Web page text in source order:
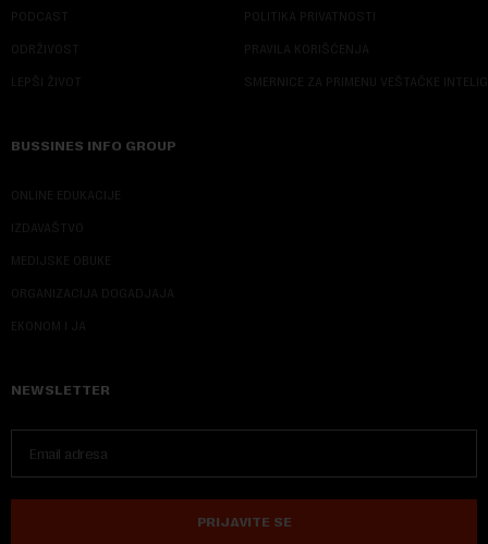
PODCAST
ODRŽIVOST
LEPŠI ŽIVOT
POLITIKA PRIVATNOSTI
PRAVILA KORIŠĆENJA
SMERNICE ZA PRIMENU VEŠTAČKE
BUSSINES INFO GROUP
ONLINE EDUKACIJE
IZDAVAŠTVO
MEDIJSKE OBUKE
ORGANIZACIJA DOGADJAJA
EKONOM I JA
NEWSLETTER
PRIJAVITE SE